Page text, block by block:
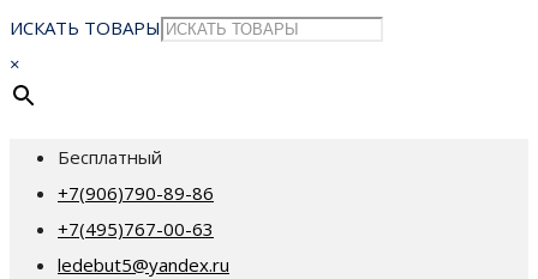
ИСКАТЬ ТОВАРЫ
×
Бесплатный
+7(906)790-89-86
+7(495)767-00-63
ledebut5@yandex.ru